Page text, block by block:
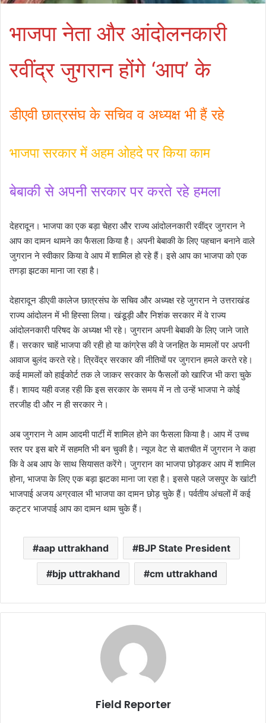
भाजपा नेता और आंदोलनकारी
रवींद्र जुगरान होंगे ‘आप’ के
डीएवी छात्रसंघ के सचिव व अध्यक्ष भी हैं रहे
भाजपा सरकार में अहम ओहदे पर किया काम
बेबाकी से अपनी सरकार पर करते रहे हमला
देहरादून। भाजपा का एक बड़ा चेहरा और राज्य आंदोलनकारी रवींद्र जुगरान ने
आप का दामन थामने का फैसला किया है। अपनी बेबाकी के लिए पहचान बनाने वाले
जुगरान ने स्वीकार किया वे आप में शामिल हो रहे हैं। इसे आप का भाजपा को एक
तगड़ा झटका माना जा रहा है।
देहारादून डीएवी कालेज छात्रसंघ के सचिव और अध्यक्ष रहे जुगरान ने उत्तराखंड
राज्य आंदोलन में भी हिस्सा लिया। खंडूड़ी और निशंक सरकार में वे राज्य
आंदोलनकारी परिषद के अध्यक्ष भी रहे। जुगरान अपनी बेबाकी के लिए जाने जाते
हैं। सरकार चाहें भाजपा की रही हो या कांग्रेस की वे जनहित के मामलों पर अपनी
आवाज बुलंद करते रहे। त्रिवेंद्र सरकार की नीतियों पर जुगरान हमले करते रहे।
कई मामलों को हाईकोर्ट तक ले जाकर सरकार के फैसलों को खारिज भी करा चुके
हैं। शायद यही वजह रही कि इस सरकार के समय में न तो उन्हें भाजपा ने कोई
तरजीह दी और न ही सरकार ने।
अब जुगरान ने आम आदमी पार्टी में शामिल होने का फैसला किया है। आप में उच्च
स्तर पर इस बारे में सहमति भी बन चुकी है। न्यूज वेट से बातचीत में जुगरान ने कहा
कि वे अब आप के साथ सियासत करेंगे। जुगरान का भाजपा छोड़कर आप में शामिल
होना, भाजपा के लिए एक बड़ा झटका माना जा रहा है। इससे पहले जसपुर के खांटी
भाजपाई अजय अग्रवाल भी भाजपा का दामन छोड़ चुके हैं। पर्वतीय अंचलों में कई
कट्टर भाजपाई आप का दामन थाम चुके हैं।
aap uttrakhand BJP State President
bjp uttrakhand cm uttrakhand
Field Reporter